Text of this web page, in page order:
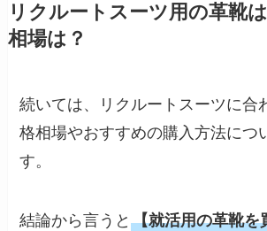
リクルートスーツ用の革靴
相場は？
続いては、リクルートスーツに合
格相場やおすすめの購入方法につ
す。
結論から言うと【就活用の革靴を